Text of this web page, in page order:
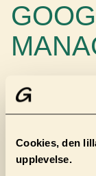
Cookies, den
upplevelse.